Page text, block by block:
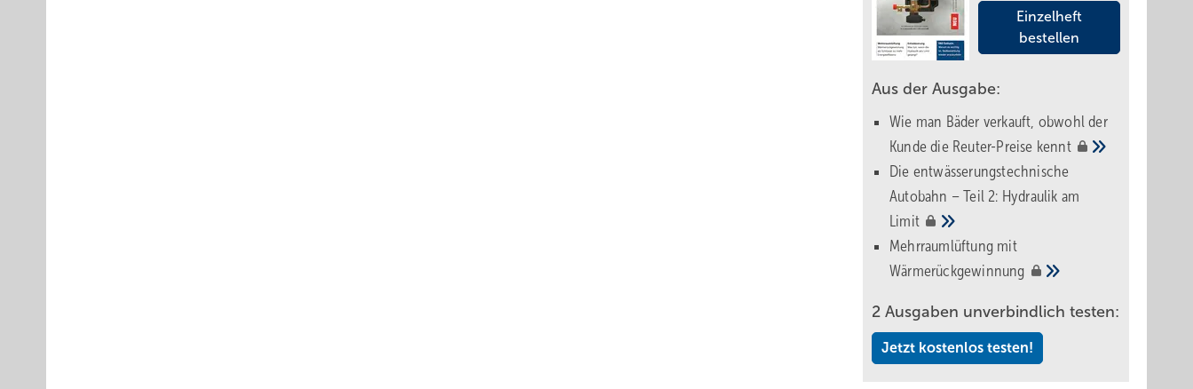
Einzelheft
bestellen
Aus der Ausgabe:
Wie man Bäder verkauft, obwohl der
Kunde die Reuter-Preise kennt
Die entwässerungstechnische
Autobahn – Teil 2: Hydraulik am
Limit
Mehrraumlüftung mit
Wärmerückgewinnung
2 Ausgaben unverbindlich testen:
Jetzt kostenlos testen!